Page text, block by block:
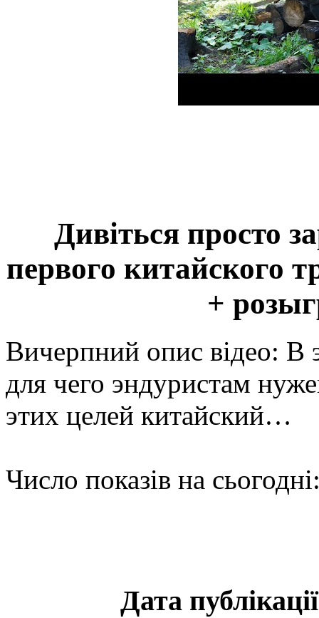
Дивіться просто
первого китайского
+
Вичерпний опис відео: В
для чего эндуристам
этих целей китайский…
Число показів на
Дата